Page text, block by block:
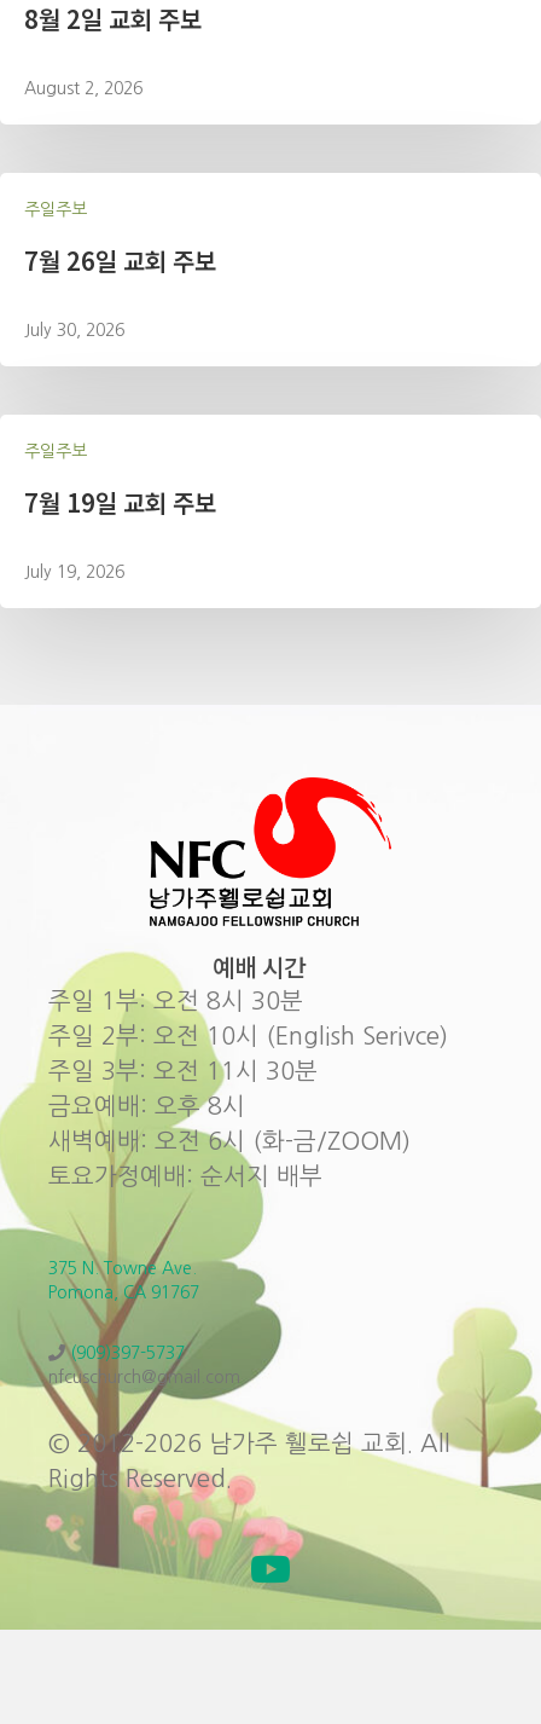
8월 2일 교회 주보
August 2, 2026
주일주보
7월 26일 교회 주보
July 30, 2026
주일주보
7월 19일 교회 주보
July 19, 2026
예배 시간
주일 1부: 오전 8시 30분
주일 2부: 오전 10시 (English Serivce)
주일 3부: 오전 11시 30분
금요예배: 오후 8시
새벽예배: 오전 6시 (화-금/ZOOM)
토요가정예배: 순서지 배부
375 N. Towne Ave.
Pomona, CA 91767
(909)397-5737
nfcuschurch@gmail.com
© 2012-2026 남가주 휄로쉽 교회. All
Rights Reserved.